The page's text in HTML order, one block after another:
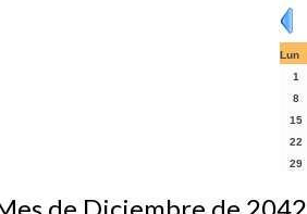
Lun
1
8
15
22
29